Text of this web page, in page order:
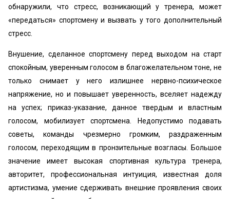
обнаружили, что стресс, возникающий у тренера, может
«передаться» спортсмену и вызвать у того дополнительный
стресс.
Внушение, сделанное спортсмену перед выходом на старт
спокойным, уверенным голосом в благожелательном тоне, не
только снимает у него излишнее нервно-психическое
напряжение, но и повышает уверенность, вселяет надежду
на успех; приказ-указание, данное твердым и властным
голосом, мобилизует спортсмена. Недопустимо подавать
советы, команды чрезмерно громким, раздраженным
голосом, переходящим в пронзительные возгласы. Большое
значение имеет высокая спортивная культура тренера,
авторитет, профессиональная интуиция, известная доля
артистизма, умение сдерживать внешние проявления своих